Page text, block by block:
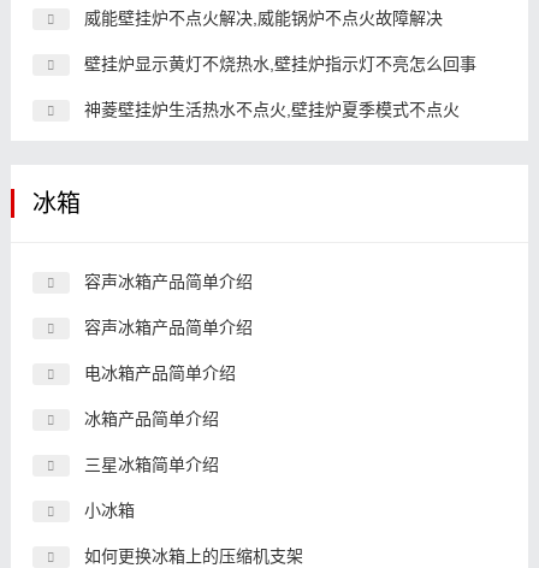
威能壁挂炉不点火解决,威能锅炉不点火故障解决
壁挂炉显示黄灯不烧热水,壁挂炉指示灯不亮怎么回事
神菱壁挂炉生活热水不点火,壁挂炉夏季模式不点火
冰箱
容声冰箱产品简单介绍
容声冰箱产品简单介绍
电冰箱产品简单介绍
冰箱产品简单介绍
三星冰箱简单介绍
小冰箱
如何更换冰箱上的压缩机支架